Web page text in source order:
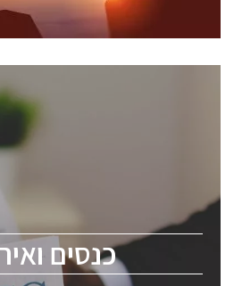
כנסים
כנסים
לכל העוסקים בתעשיית
on May 12-13, 2026. The